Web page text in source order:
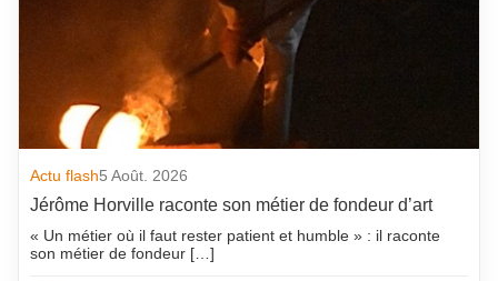
Actu flash5 Août. 2026
Jérôme Horville raconte son métier de fondeur d’art
« Un métier où il faut rester patient et humble » : il raconte
son métier de fondeur […]